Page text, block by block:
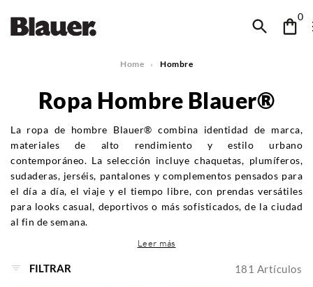
0
Home Hombre
Ropa Hombre Blauer®
La ropa de hombre Blauer® combina identidad de marca,
materiales de alto rendimiento y estilo urbano
contemporáneo. La selección incluye chaquetas, plumíferos,
sudaderas, jerséis, pantalones y complementos pensados para
el día a día, el viaje y el tiempo libre, con prendas versátiles
para looks casual, deportivos o más sofisticados, de la ciudad
al fin de semana.
Leer más
FILTRAR 181 Artículos